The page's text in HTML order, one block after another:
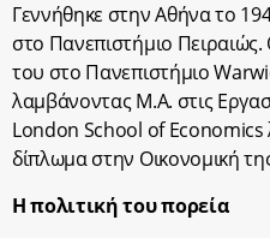
Γεννήθηκε στην Αθήνα το
στο Πανεπιστήμιο
του στο Πανεπιστήμιο
λαμβάνοντας Μ.Α. στις
London School of Economics
δίπλωμα στην Οικονομική
Η πολιτική του πορεία